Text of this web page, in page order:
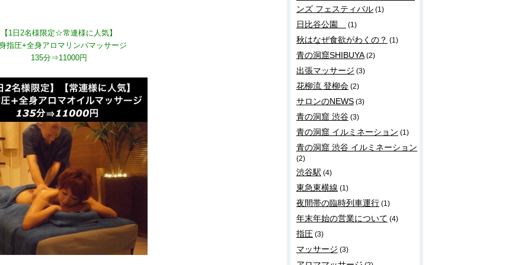
【1日2名様限定☆常連様に人気】
指圧+全身アロマリンパマッサージ
135分⇒11000円
ンズ フェスティバル (1)
日比谷公園 (1)
秋はなぜ食欲がわくの？ (1)
青の洞窟SHIBUYA(2)
出張マッサージ (3)
花柳流 登柳会 (2)
サロンのNEWS (3)
青の洞窟 渋谷 (3)
青の洞窟 イルミネーション (1)
青の洞窟 渋谷 イルミネーション
(2)
渋谷駅 (4)
東急東横線 (1)
夜間帯の臨時列車運行 (1)
年末年始の営業について (4)
指圧 (3)
マッサージ (3)